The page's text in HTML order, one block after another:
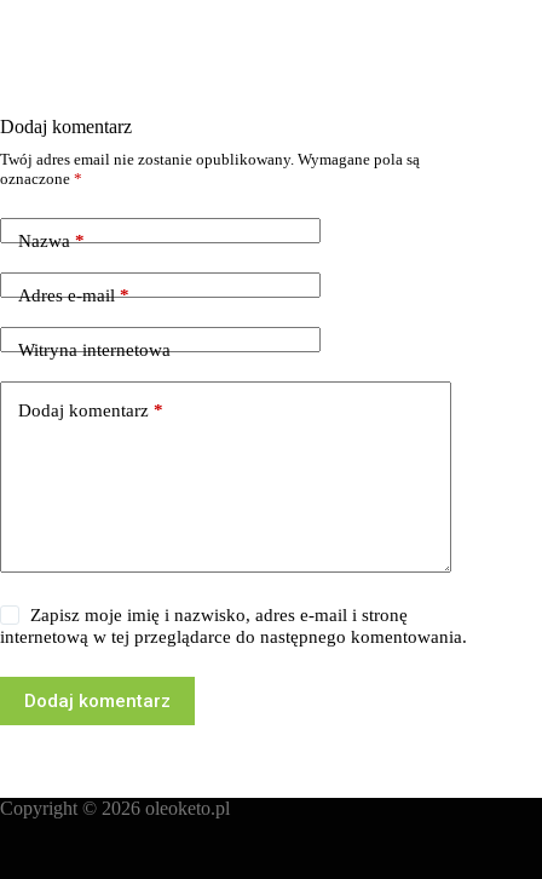
Dodaj komentarz
Twój adres email nie zostanie opublikowany. Wymagane pola są
oznaczone *
Nazwa*
Adres e-mail*
Witryna internetowa
Dodaj komentarz *
Zapisz moje imię i nazwisko, adres e-mail i stronę
internetową w tej przeglądarce do następnego komentowania.
Dodaj komentarz
Copyright © 2026 oleoketo.pl